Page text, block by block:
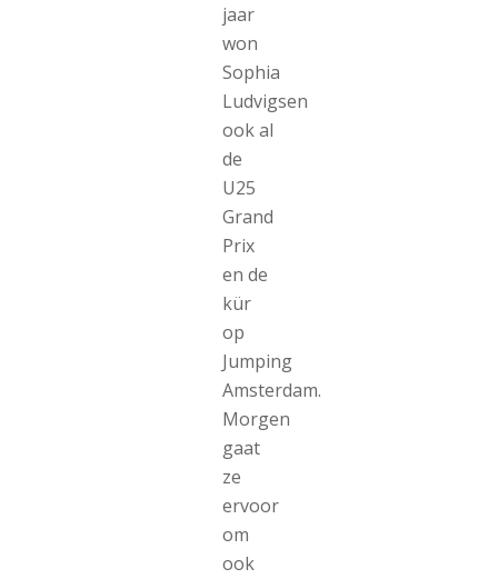
jaar
won
Sophia
Ludvigsen
ook al
de
U25
Grand
Prix
en de
kür
op
Jumping
Amsterdam.
Morgen
gaat
ze
ervoor
om
ook